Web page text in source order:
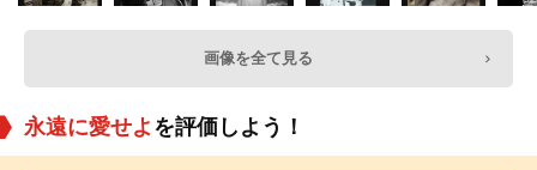
画像を全て見る
永遠に愛せよを評価しよう！